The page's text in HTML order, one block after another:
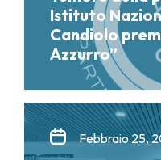
Istituto
Candiolo
Azzurro”
Febbraio 25,